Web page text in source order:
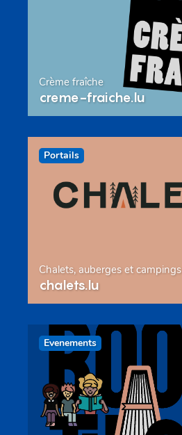
Crème fraîche
creme-fraiche.lu
Portails
Chalets, auberges et campings
chalets.lu
Evenements